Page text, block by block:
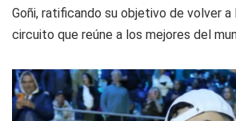
Goñi, ratificando su objetivo de volver
circuito que reúne a los mejores del